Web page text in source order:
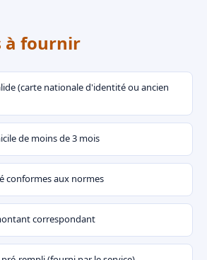
à fournir
(carte nationale d'identité ou ancien
de moins de 3 mois
conformes aux normes
correspondant